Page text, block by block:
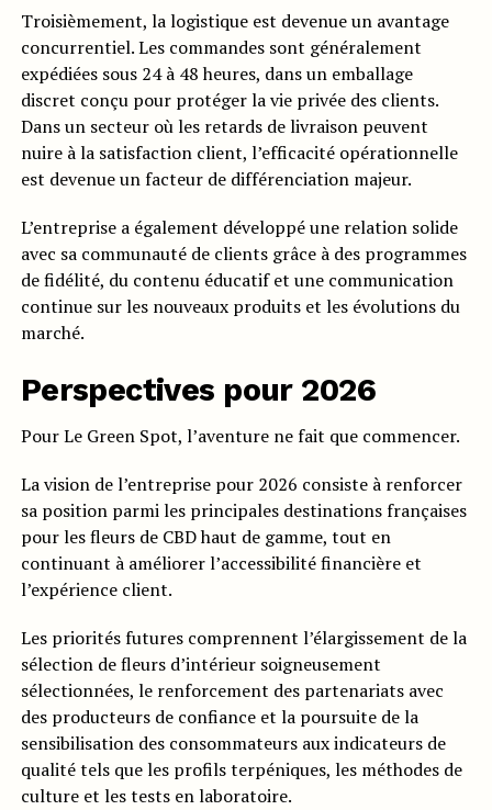
Troisièmement, la logistique est devenue un avantage
concurrentiel. Les commandes sont généralement
expédiées sous 24 à 48 heures, dans un emballage
discret conçu pour protéger la vie privée des clients.
Dans un secteur où les retards de livraison peuvent
nuire à la satisfaction client, l’efficacité opérationnelle
est devenue un facteur de différenciation majeur.
L’entreprise a également développé une relation solide
avec sa communauté de clients grâce à des programmes
de fidélité, du contenu éducatif et une communication
continue sur les nouveaux produits et les évolutions du
marché.
Perspectives pour 2026
Pour Le Green Spot, l’aventure ne fait que commencer.
La vision de l’entreprise pour 2026 consiste à renforcer
sa position parmi les principales destinations françaises
pour les fleurs de CBD haut de gamme, tout en
continuant à améliorer l’accessibilité financière et
l’expérience client.
Les priorités futures comprennent l’élargissement de la
sélection de fleurs d’intérieur soigneusement
sélectionnées, le renforcement des partenariats avec
des producteurs de confiance et la poursuite de la
sensibilisation des consommateurs aux indicateurs de
qualité tels que les profils terpéniques, les méthodes de
culture et les tests en laboratoire.